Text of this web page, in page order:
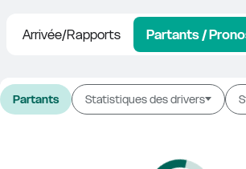
Arrivée/Rapports Partants /
Partants Statistiques des drivers